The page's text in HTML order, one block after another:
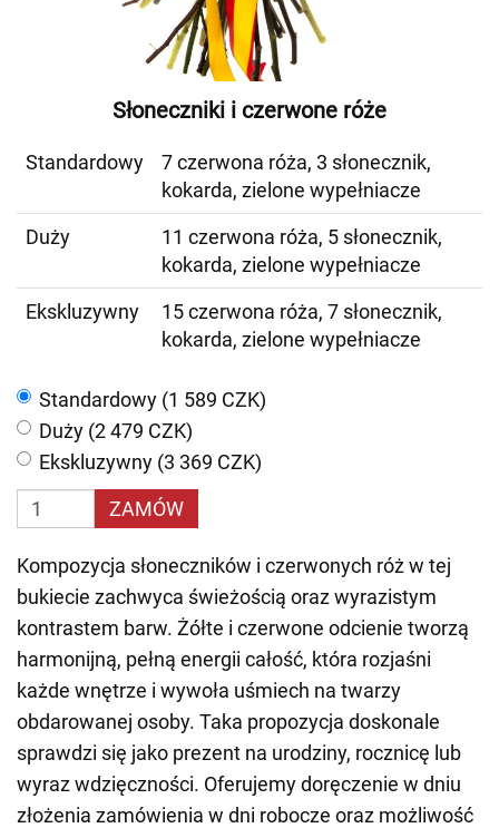
Słoneczniki i czerwone róże
Standardowy
7 czerwona róża, 3 słonecznik,
kokarda, zielone wypełniacze
Duży
11 czerwona róża, 5 słonecznik,
kokarda, zielone wypełniacze
Ekskluzywny
15 czerwona róża, 7 słonecznik,
kokarda, zielone wypełniacze
Standardowy (1 589 CZK)
Duży (2 479 CZK)
Ekskluzywny (3 369 CZK)
ZAMÓW
Kompozycja słoneczników i czerwonych róż w tej
bukiecie zachwyca świeżością oraz wyrazistym
kontrastem barw. Żółte i czerwone odcienie tworzą
harmonijną, pełną energii całość, która rozjaśni
każde wnętrze i wywoła uśmiech na twarzy
obdarowanej osoby. Taka propozycja doskonale
sprawdzi się jako prezent na urodziny, rocznicę lub
wyraz wdzięczności. Oferujemy doręczenie w dniu
złożenia zamówienia w dni robocze oraz możliwość